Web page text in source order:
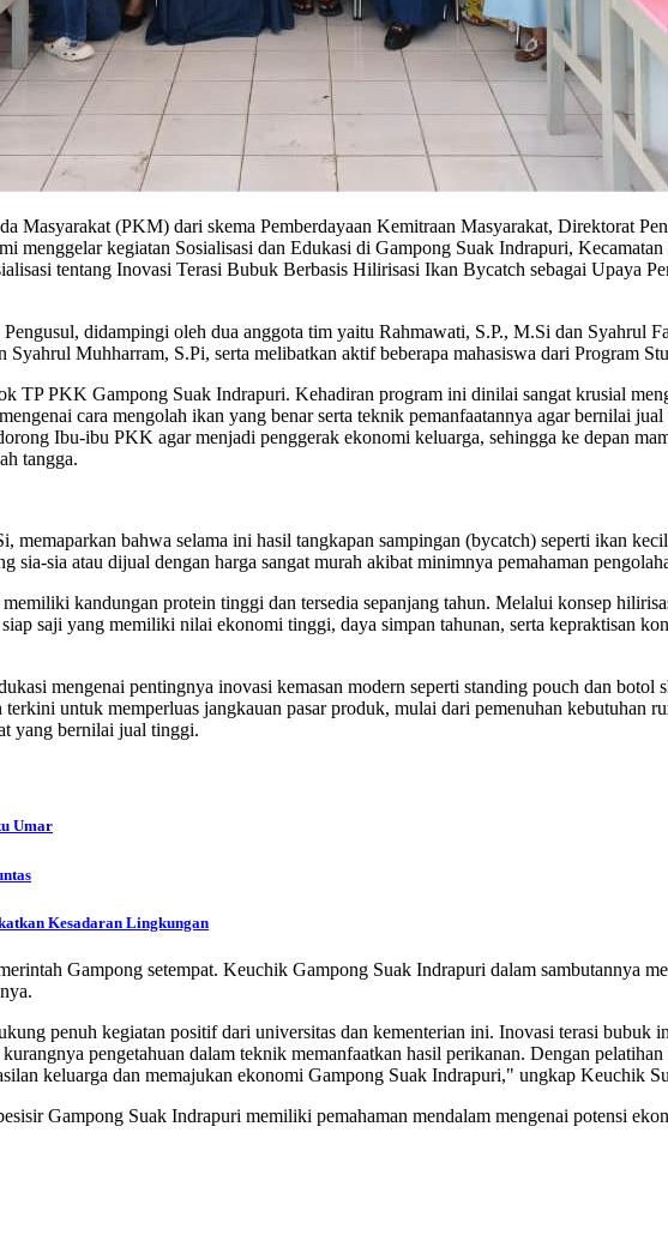
Masyarakat (PKM) dari skema Pemberdayaan Kemitraan Masyarakat, Direktorat
menggelar kegiatan Sosialisasi dan Edukasi di Gampong Suak Indrapuri,
tentang Inovasi Terasi Bubuk Berbasis Hilirisasi Ikan Bycatch sebagai Upaya
didampingi oleh dua anggota tim yaitu Rahmawati, S.P., M.Si dan Syahrul
Muhharram, S.Pi, serta melibatkan aktif beberapa mahasiswa dari Program
TP PKK Gampong Suak Indrapuri. Kehadiran program ini dinilai sangat krusial
cara mengolah ikan yang benar serta teknik pemanfaatannya agar bernilai
Ibu-ibu PKK agar menjadi penggerak ekonomi keluarga, sehingga ke depan
tangga.
bahwa selama ini hasil tangkapan sampingan (bycatch) seperti ikan
sia atau dijual dengan harga sangat murah akibat minimnya pemahaman
kandungan protein tinggi dan tersedia sepanjang tahun. Melalui konsep
saji yang memiliki nilai ekonomi tinggi, daya simpan tahunan, serta kepraktisan
mengenai pentingnya inovasi kemasan modern seperti standing pouch dan botol
untuk memperluas jangkauan pasar produk, mulai dari pemenuhan kebutuhan
yang bernilai jual tinggi.
Umar
Kesadaran Lingkungan
Gampong setempat. Keuchik Gampong Suak Indrapuri dalam sambutannya
penuh kegiatan positif dari universitas dan kementerian ini. Inovasi terasi bubuk
pengetahuan dalam teknik memanfaatkan hasil perikanan. Dengan
keluarga dan memajukan ekonomi Gampong Suak Indrapuri," ungkap Keuchik
Gampong Suak Indrapuri memiliki pemahaman mendalam mengenai potensi